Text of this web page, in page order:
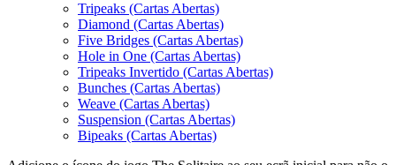
Tripeaks (Cartas Abertas)
Diamond (Cartas Abertas)
Five Bridges (Cartas Abertas)
Hole in One (Cartas Abertas)
Tripeaks Invertido (Cartas Abertas)
Bunches (Cartas Abertas)
Weave (Cartas Abertas)
Suspension (Cartas Abertas)
Bipeaks (Cartas Abertas)